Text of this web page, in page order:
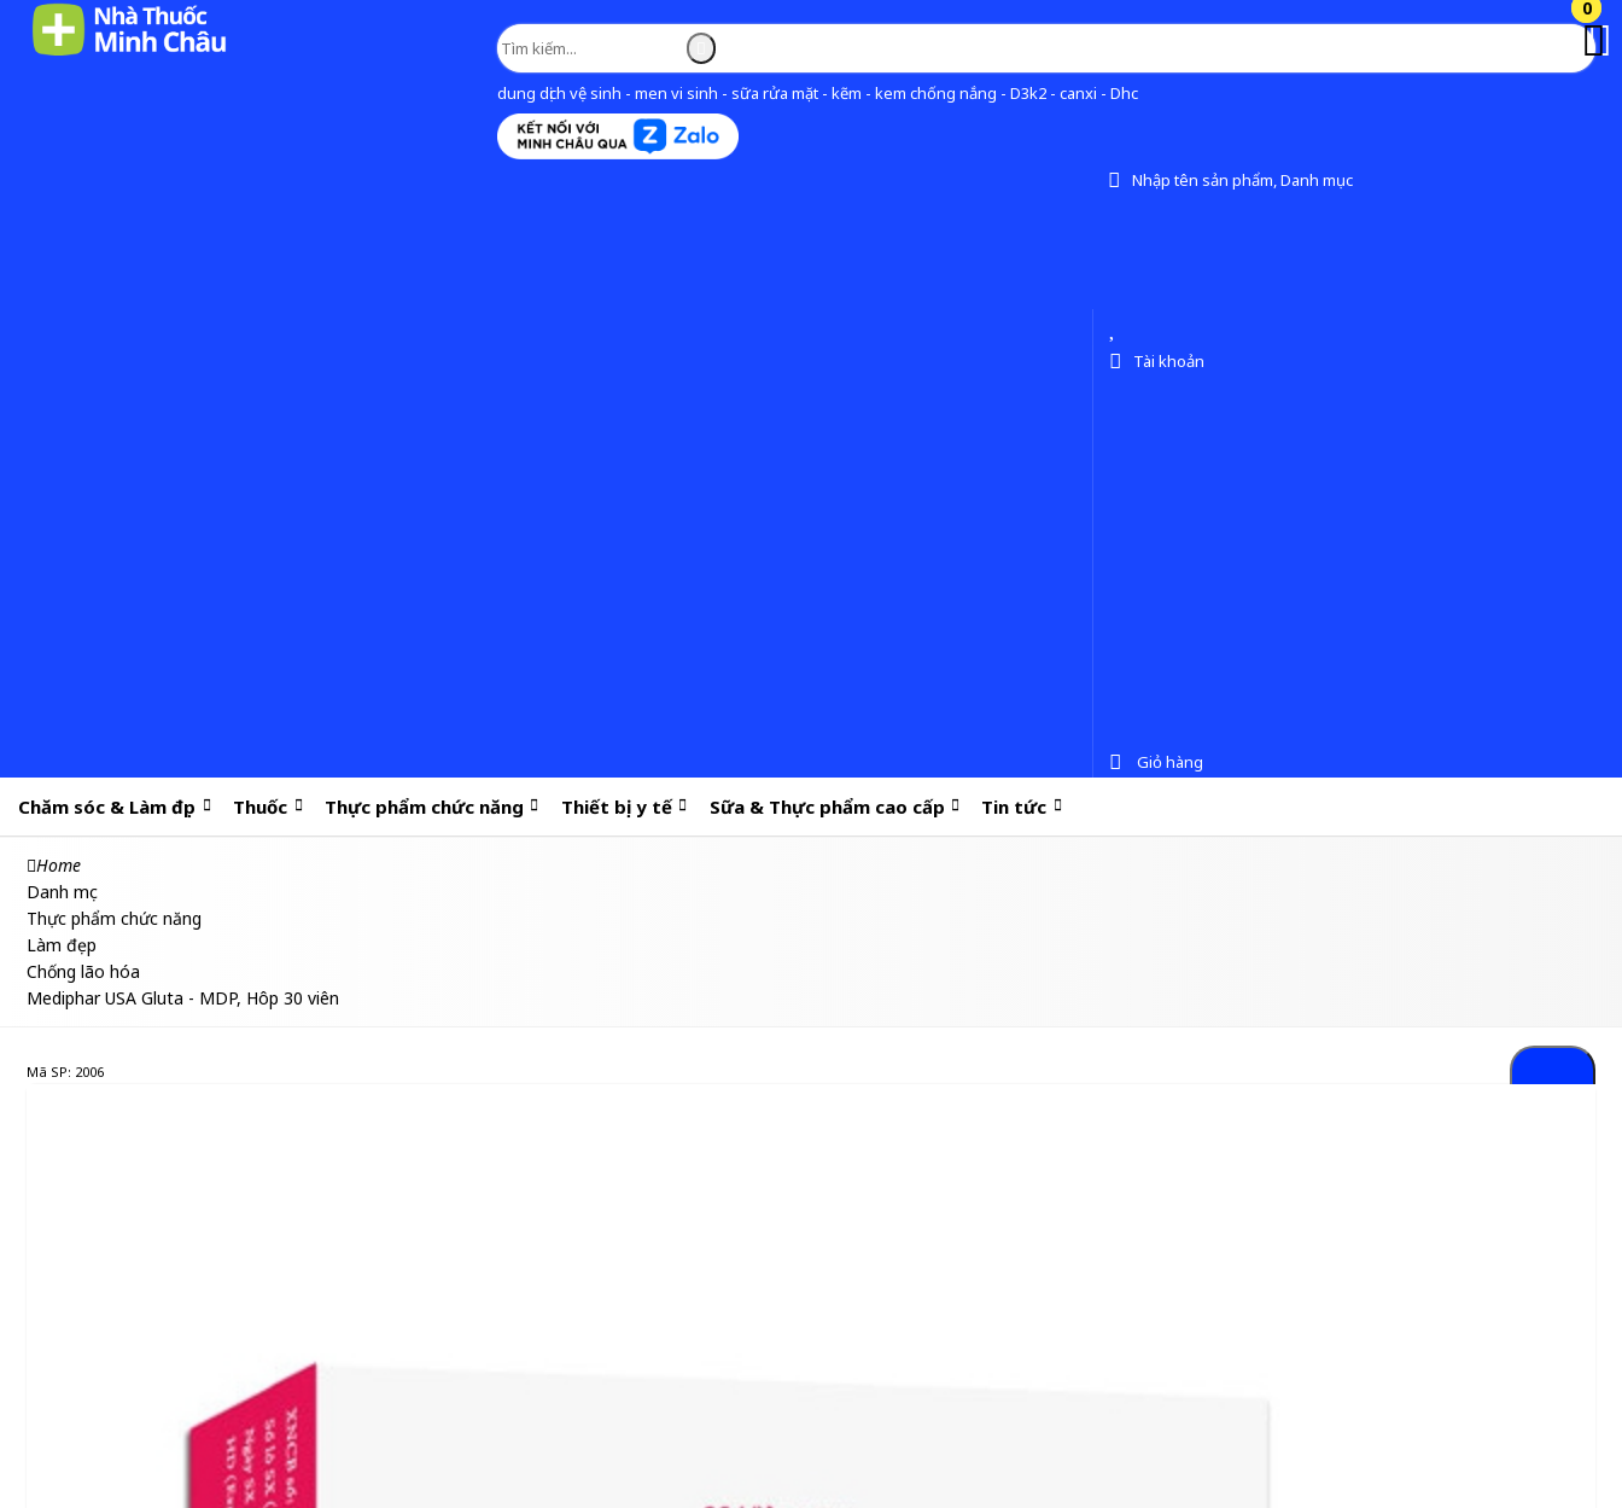
dung dịch vệ sinh - men vi sinh - sữa rửa mặt - kẽm - kem chống nắng - D3k2 - canxi - Dhc
Nhập tên sản phẩm, Danh mục
0
Tài khoản
0
Giỏ hàng
Chăm sóc & Làm đẹp Thuốc Thực phẩm chức năng Thiết bị y tế Sữa & Thực phẩm cao cấp Tin tức
Home
Danh mục
Thực phẩm chức năng
Làm đẹp
Chống lão hóa
Mediphar USA Gluta - MDP, Hôp 30 viên
Mã SP: 2006